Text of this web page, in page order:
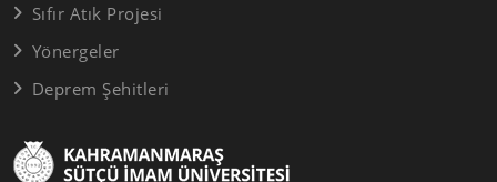
Sıfır Atık Projesi
Yönergeler
Deprem Şehitleri